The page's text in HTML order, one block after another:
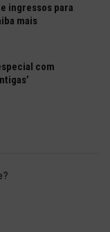
ingressos para
mais
com